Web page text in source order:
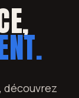
découvrez